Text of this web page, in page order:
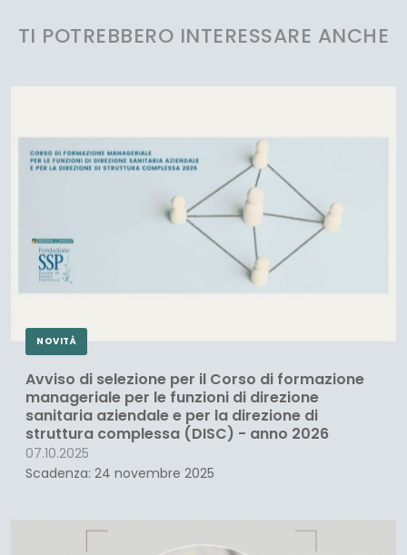
TI POTREBBERO INTERESSARE ANCHE
NOVITÀ
Avviso di selezione per il Corso di formazione
manageriale per le funzioni di direzione
sanitaria aziendale e per la direzione di
struttura complessa (DISC) - anno 2026
07.10.2025
Scadenza: 24 novembre 2025